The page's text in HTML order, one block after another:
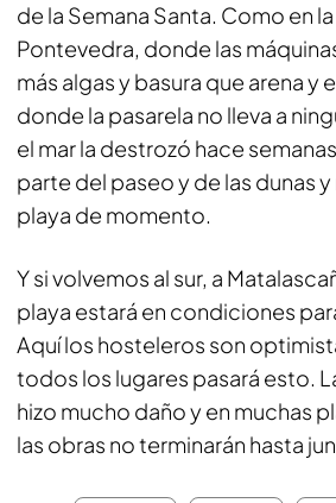
de la Semana Santa. Como en
Pontevedra, donde las
más algas y basura que arena y
donde la pasarela no lleva a
el mar la destrozó hace
parte del paseo y de las dunas
playa de momento.
Y si volvemos al sur, a
playa estará en condiciones
Aquí los hosteleros son
todos los lugares pasará esto.
hizo mucho daño y en muchas
las obras no terminarán hasta